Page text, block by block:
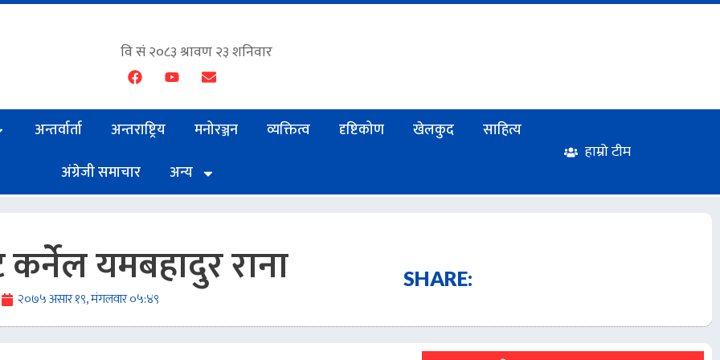
अन्तर्वार्ता अन्तराष्ट्रिय मनोरञ्जन व्यक्तित्व दृष्टिकोण खेलकुद
साहित्य
अंग्रेजी समाचार
अन्य
हाम्रो टीम
कर्नेल यमबहादुर राना
२०७५ असार १९, मंगलवार ०५:४९
SHARE: